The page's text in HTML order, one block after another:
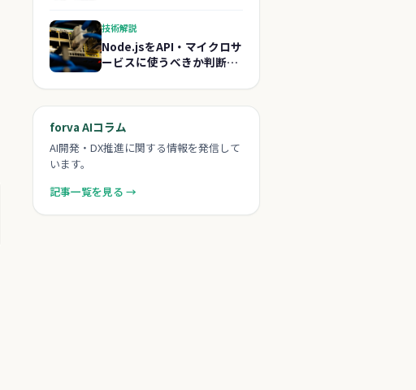
を選ぶか
技術解説
Node.jsをAPI・マイクロサ
ービスに使うべきか判断す
forva AIコラム
AI開発・DX推進に関する情報を発信して
います。
記事一覧を見る →